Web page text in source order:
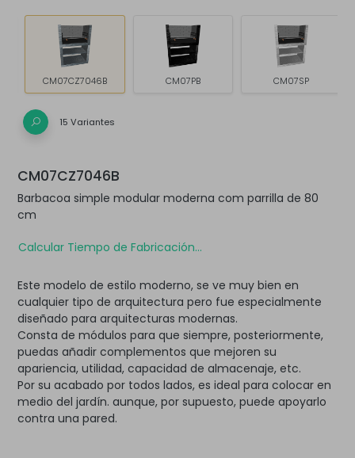
CM07CZ7046B CM07PB CM07SP
15 Variantes
CM07CZ7046B
Barbacoa simple modular moderna com parrilla de 80
cm
Calcular Tiempo de Fabricación...
Este modelo de estilo moderno, se ve muy bien en
cualquier tipo de arquitectura pero fue especialmente
diseñado para arquitecturas modernas.
Consta de módulos para que siempre, posteriormente,
puedas añadir complementos que mejoren su
apariencia, utilidad, capacidad de almacenaje, etc.
Por su acabado por todos lados, es ideal para colocar en
medio del jardín. aunque, por supuesto, puede apoyarlo
contra una pared.